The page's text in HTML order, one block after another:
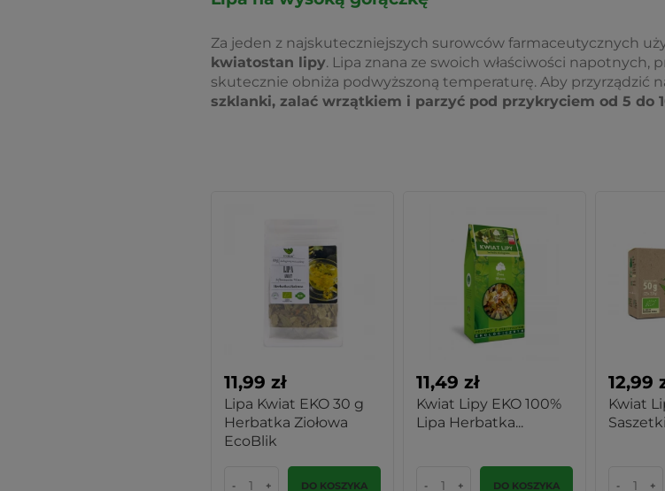
Za jeden z najskuteczniejszych surowców farmaceutycznych
kwiatostan lipy. Lipa znana ze swoich właściwości napotnych,
skutecznie obniża podwyższoną temperaturę. Aby przyrządzić
szklanki, zalać wrzątkiem i parzyć pod przykryciem od 5 do
11,99 zł
Lipa Kwiat EKO 30 g
Herbatka Ziołowa
EcoBlik
- + DO KOSZYKA
11,49 zł
Kwiat Lipy EKO 100%
Lipa Herbatka...
- + DO KOSZYKA
12,99
Kwiat
- +